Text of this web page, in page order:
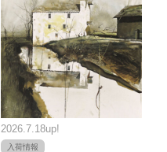
2026.7.18up!
入荷情報